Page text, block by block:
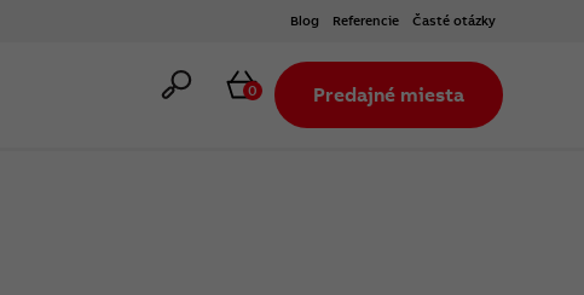
Blog Referencie Časté otázky
Hľadať Košík
0 Predajné miesta